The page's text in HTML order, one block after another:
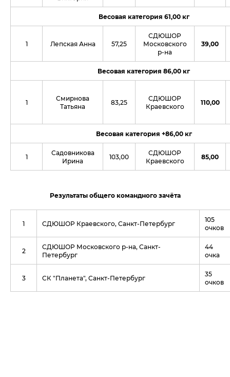
Весовая категория 61,00 кг
1 Лепская Анна 57,25
СДЮШОР
Московского
р-на
39,00
Весовая категория 86,00 кг
1
Смирнова
Татьяна
83,25
СДЮШОР
Краевского
110,00
Весовая категория +86,00 кг
1
Садовникова
Ирина
103,00
СДЮШОР
Краевского
85,00
Результаты общего командного зачёта
1 СДЮШОР Краевского, Санкт-Петербург
105
очков
2
СДЮШОР Московского р-на, Санкт-
Петербург
44
очка
3 СК "Планета", Санкт-Петербург
35
очков